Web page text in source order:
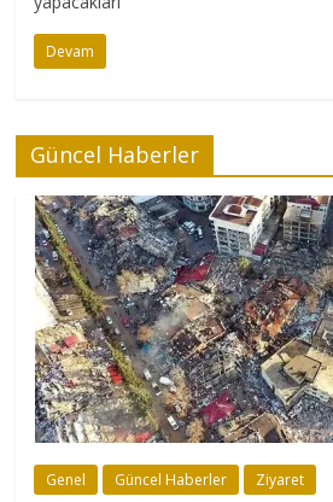
Devam
Güncel Haberler
Genel Güncel Haberler Ziyaret